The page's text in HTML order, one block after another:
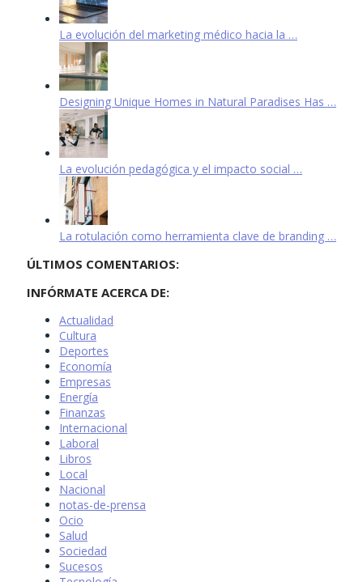
La evolución del marketing médico hacia la …
Designing Unique Homes in Natural Paradises Has …
La evolución pedagógica y el impacto social …
La rotulación como herramienta clave de branding …
ÚLTIMOS COMENTARIOS:
INFÓRMATE ACERCA DE:
Actualidad
Cultura
Deportes
Economía
Empresas
Energía
Finanzas
Internacional
Laboral
Libros
Local
Nacional
notas-de-prensa
Ocio
Salud
Sociedad
Sucesos